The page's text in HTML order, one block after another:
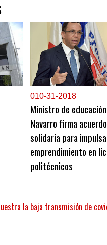
010-31-2018
Ministro de
Navarro firma
solidaria para
emprendimiento en
politécnicos
la baja transmisión de